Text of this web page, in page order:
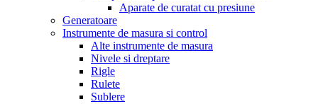
Aparate de curatat cu presiune
Generatoare
Instrumente de masura si control
Alte instrumente de masura
Nivele si dreptare
Rigle
Rulete
Sublere